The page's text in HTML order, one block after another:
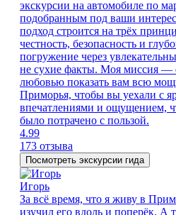
экскурсии на автомобиле по
подобранным под ваши
подход строится на трёх
честность, безопасность и
погружение через
не сухие факты. Моя миссия —
любовью показать вам всю
Приморья, чтобы вы уехали с
впечатлениями и ощущением,
было потрачено с пользой.
4.99
173 отзыва
Посмотреть экскурсии гида
Игорь
За всё время, что я живу в
изучил его вдоль и поперёк. А